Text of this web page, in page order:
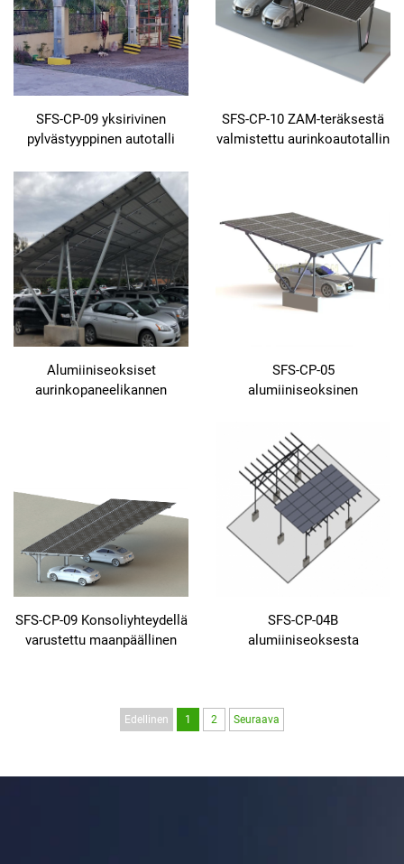
SFS-CP-09 yksirivinen
pylvästyyppinen autotalli
SFS-CP-10 ZAM-teräksestä
valmistettu aurinkoautotallin
Alumiiniseoksiset
aurinkopaneelikannen
SFS-CP-05
alumiiniseoksinen
SFS-CP-09 Konsoliyhteydellä
varustettu maanpäällinen
SFS-CP-04B
alumiiniseoksesta
Edellinen 1 2 Seuraava